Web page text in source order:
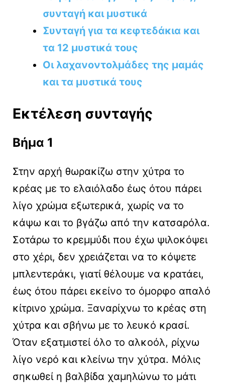
συνταγή και μυστικά
Συνταγή για τα κεφτεδάκια και
τα 12 μυστικά τους
Οι λαχανοντολμάδες της μαμάς
και τα μυστικά τους
Εκτέλεση συνταγής
Βήμα 1
Στην αρχή θωρακίζω στην χύτρα το
κρέας με το ελαιόλαδο έως ότου πάρει
λίγο χρώμα εξωτερικά, χωρίς να το
κάψω και το βγάζω από την κατσαρόλα.
Σοτάρω το κρεμμύδι που έχω ψιλοκόψει
στο χέρι, δεν χρειάζεται να το κόψετε
μπλεντεράκι, γιατί θέλουμε να κρατάει,
έως ότου πάρει εκείνο το όμορφο απαλό
κίτρινο χρώμα. Ξαναρίχνω το κρέας στη
χύτρα και σβήνω με το λευκό κρασί.
Όταν εξατμιστεί όλο το αλκοόλ, ρίχνω
λίγο νερό και κλείνω την χύτρα. Μόλις
σηκωθεί η βαλβίδα χαμηλώνω το μάτι